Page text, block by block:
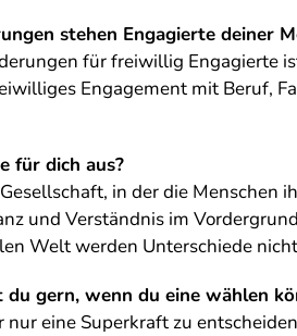
stehen Engagierte deiner
für freiwillig Engagierte
Engagement mit Beruf,
für dich aus?
in der die Menschen
und Verständnis im
Welt werden Unterschiede
gern, wenn du eine wählen
eine Superkraft zu